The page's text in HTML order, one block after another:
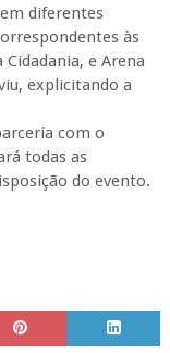
diferentes
às
e Arena
explicitando a
com o
todas as
do evento.